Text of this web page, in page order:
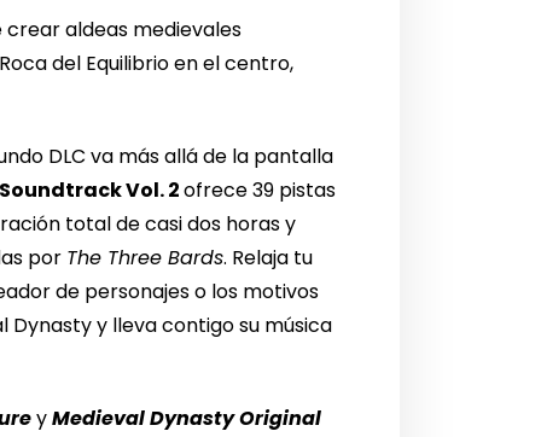
crear aldeas medievales
del Equilibrio en el centro,
DLC va más allá de la pantalla
Vol. 2ofrece 39 pistas
total de casi dos horas y
por The Three Bards. Relaja tu
de personajes o los motivos
Dynasty y lleva contigo su música
yMedieval Dynasty Original